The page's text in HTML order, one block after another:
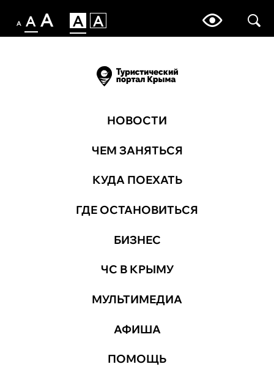
НОВОСТИ
ЧЕМ ЗАНЯТЬСЯ
КУДА ПОЕХАТЬ
ГДЕ ОСТАНОВИТЬСЯ
БИЗНЕС
ЧС В КРЫМУ
МУЛЬТИМЕДИА
АФИША
ПОМОЩЬ